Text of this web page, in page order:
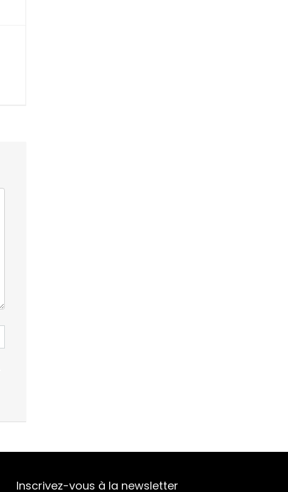
Inscrivez-vous à la newsletter